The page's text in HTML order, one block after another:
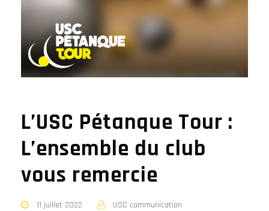
L’USC Pétanque Tour :
L’ensemble du club
vous remercie
11 juillet 2022
USC communication